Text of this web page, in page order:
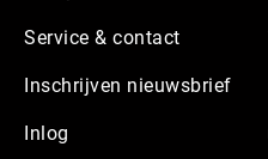
Service & contact
Inschrijven nieuwsbrief
Inlog